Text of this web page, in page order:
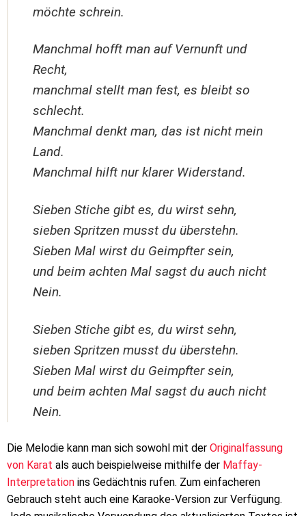
möchte schrein.
Manchmal hofft man auf Vernunft und
Recht,
manchmal stellt man fest, es bleibt so
schlecht.
Manchmal denkt man, das ist nicht mein
Land.
Manchmal hilft nur klarer Widerstand.
Sieben Stiche gibt es, du wirst sehn,
sieben Spritzen musst du überstehn.
Sieben Mal wirst du Geimpfter sein,
und beim achten Mal sagst du auch nicht
Nein.
Sieben Stiche gibt es, du wirst sehn,
sieben Spritzen musst du überstehn.
Sieben Mal wirst du Geimpfter sein,
und beim achten Mal sagst du auch nicht
Nein.
Die Melodie kann man sich sowohl mit der Originalfassung
von Karat als auch beispielweise mithilfe der Maffay-
Interpretation ins Gedächtnis rufen. Zum einfacheren
Gebrauch steht auch eine Karaoke-Version zur Verfügung.